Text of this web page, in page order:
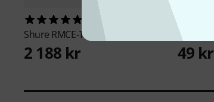
Shure RMCE-TW2
2 188 kr
Stairville
49 kr